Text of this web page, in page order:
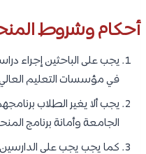
أحكام وشروط
يجب على الباحثين إجراء
في مؤسسات التعليم العالي
يجب ألا يغير الطلاب
الجامعة وأمانة برنامج
كما يجب يجب على الدارسين